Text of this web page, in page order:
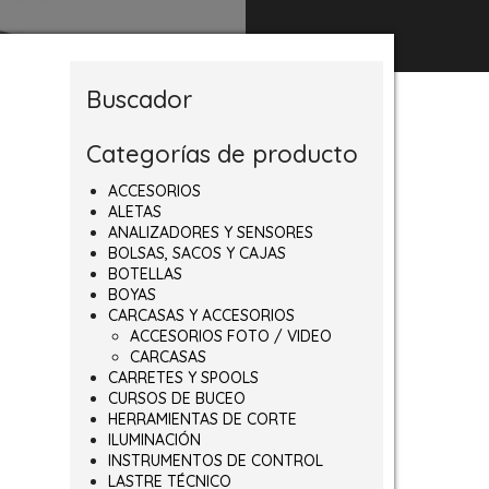
Buscador
Categorías de producto
ACCESORIOS
ALETAS
ANALIZADORES Y SENSORES
BOLSAS, SACOS Y CAJAS
BOTELLAS
BOYAS
CARCASAS Y ACCESORIOS
ACCESORIOS FOTO / VIDEO
CARCASAS
CARRETES Y SPOOLS
CURSOS DE BUCEO
HERRAMIENTAS DE CORTE
ILUMINACIÓN
INSTRUMENTOS DE CONTROL
LASTRE TÉCNICO